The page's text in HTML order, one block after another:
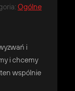
: Ogólne
i
i chcemy
wspólnie